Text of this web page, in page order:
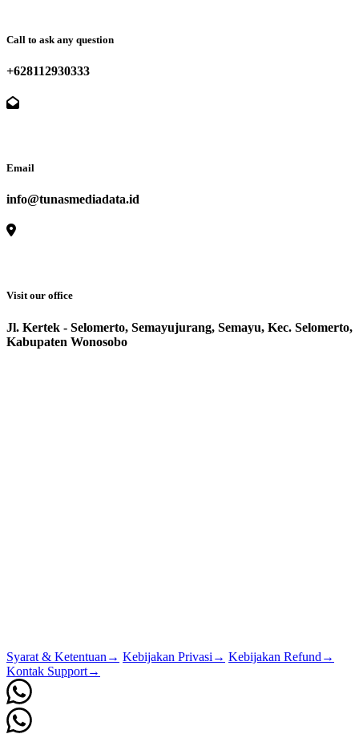
Call to ask any question
+628112930333
Email
info@tunasmediadata.id
Visit our office
Jl. Kertek - Selomerto, Semayujurang, Semayu, Kec. Selomerto,
Kabupaten Wonosobo
Syarat & Ketentuan → Kebijakan Privasi → Kebijakan Refund →
Kontak Support→